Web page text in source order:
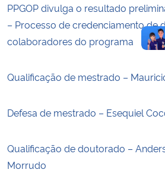
PPGOP divulga o resultado
– Processo de credenciamento de
colaboradores do programa
Qualificação de mestrado –
Defesa de mestrado – Esequiel
Qualificação de doutorado –
Morrudo